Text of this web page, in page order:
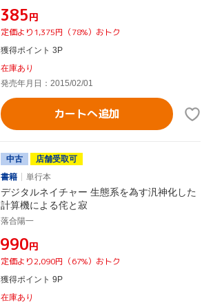
¥385円
定価より1,375円（78%）おトク
獲得ポイント 3P
在庫あり
発売年月日：2015/02/01
カートへ追加
中古
店舗受取可
書籍
単行本
デジタルネイチャー 生態系を為す汎神化した
計算機による侘と寂
落合陽一
¥990円
定価より2,090円（67%）おトク
獲得ポイント 9P
在庫あり